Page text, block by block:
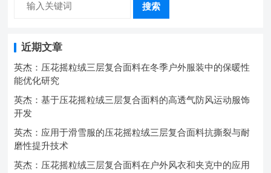
搜索
近期文章
英杰：压花摇粒绒三层复合面料在冬季户外服装中的保暖性
能优化研究
英杰：基于压花摇粒绒三层复合面料的高透气防风运动服饰
开发
英杰：应用于滑雪服的压花摇粒绒三层复合面料抗撕裂与耐
磨性提升技术
英杰：压花摇粒绒三层复合面料在户外风衣和夹克中的应用